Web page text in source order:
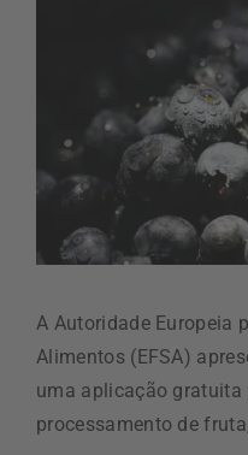
A Autoridade Europeia
Alimentos (EFSA)
uma aplicação gratuita
processamento de